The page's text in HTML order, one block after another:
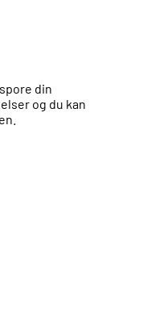
din
og du kan